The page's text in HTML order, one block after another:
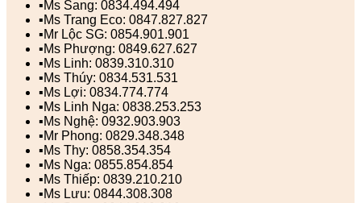
▪️Ms Sang: 0834.494.494
▪️Ms Trang Eco: 0847.827.827
▪️Mr Lộc SG: 0854.901.901
▪️Ms Phượng: 0849.627.627
▪️Ms Linh: 0839.310.310
▪️Ms Thúy: 0834.531.531
▪️Ms Lợi: 0834.774.774
▪️Ms Linh Nga: 0838.253.253
▪️Ms Nghệ: 0932.903.903
▪️Mr Phong: 0829.348.348
▪️Ms Thy: 0858.354.354
▪️Ms Nga: 0855.854.854
▪️Ms Thiếp: 0839.210.210
▪️Ms Lưu: 0844.308.308